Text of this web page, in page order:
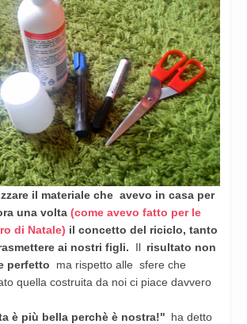
il materiale che avevo in casa per
una volta (come avevo fatto per le
di Natale) il concetto del riciclo, tanto
ai nostri figli.
Il risultato non
perfetto
ma rispetto alle sfere che
quella costruita da noi ci piace davvero
è più bella perchè è nostra!" ha detto